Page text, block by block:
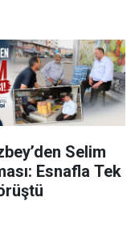
Selim
Esnafla Tek